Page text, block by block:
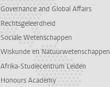
Governance and Global Affairs
Rechtsgeleerdheid
Sociale Wetenschappen
Wiskunde en Natuurwetenschappen
Afrika-Studiecentrum Leiden
Honours Academy